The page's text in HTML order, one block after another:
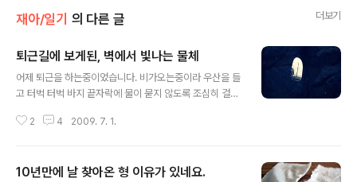
재아/일기 의 다른 글 더보기
퇴근길에 보게된, 벽에서 빛나는 물체
어제 퇴근을 하는중이었습니다. 비가오는중이라 우산을 들
고 터벅 터벅 바지 끝자락에 물이 묻지 않도록 조심히 걸어
짝 되고 있더군요!! 그것도 두개가 말입니다... 주변은 약간
까??? 그렇습니다. 자동차 옆 사이드 밀러입니다.... 도대체
2 4 2009. 7. 1.
10년만에 날 찾아온 형 이유가 있네요.